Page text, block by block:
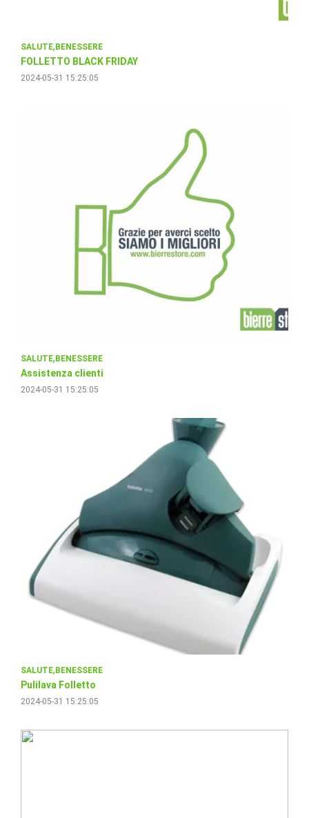
SALUTE BENESSERE
FOLLETTO BLACK FRIDAY
2024-05-31 15:25:05
SALUTE BENESSERE
Assistenza clienti
2024-05-31 15:25:05
SALUTE BENESSERE
Pulilava Folletto
2024-05-31 15:25:05